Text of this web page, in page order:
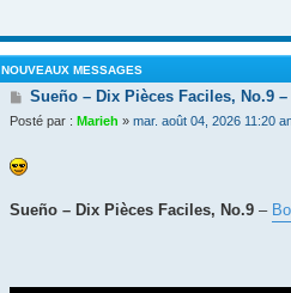
NOUVEAUX MESSAGES
M
s
a
g
Sueño – Dix Pièces Faciles, No.9
Posté par : Marieh » mar. août 04, 2026 11:20
Sueño – Dix Pièces Faciles, No.9 –